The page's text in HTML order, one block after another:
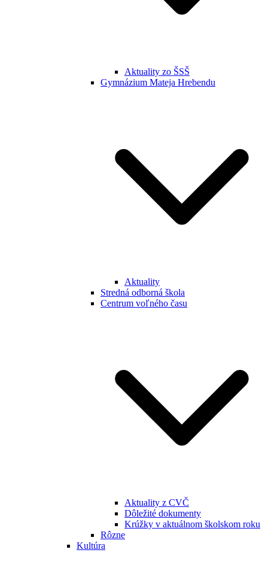
Aktuality zo ŠSŠ
Gymnázium Mateja Hrebendu
Aktuality
Stredná odborná škola
Centrum voľného času
Aktuality z CVČ
Dôležité dokumenty
Krúžky v aktuálnom školskom roku
Rôzne
Kultúra